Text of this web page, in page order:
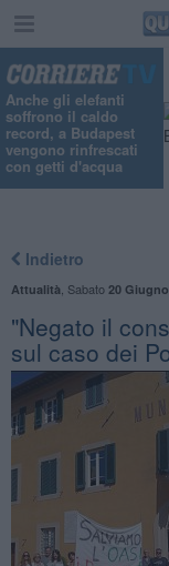
Anche gli elefanti
soffrono il caldo
record, a Budapest
vengono rinfrescati
con getti d'acqua
Indietro
Attualità Sabato 20
"Negato il
sul caso dei